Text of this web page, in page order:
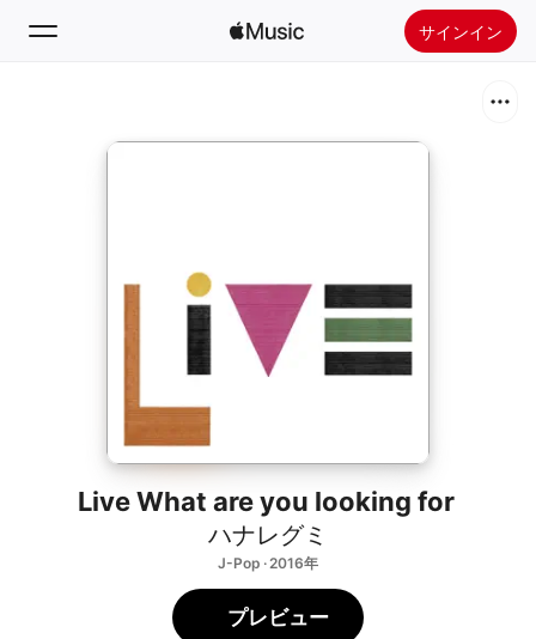
サインイン
Live What are you looking for
ハナレグミ
J-Pop · 2016年
プレビュー